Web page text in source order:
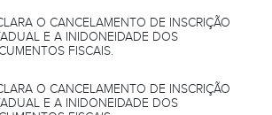
O CANCELAMENTO DE INSCRIÇÃO
E A INIDONEIDADE DOS
FISCAIS.
O CANCELAMENTO DE INSCRIÇÃO
E A INIDONEIDADE DOS